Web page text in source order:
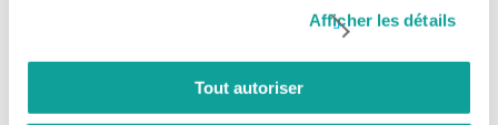
Afficher les détails
Tout autoriser
Systèmes de freinage pneumatique